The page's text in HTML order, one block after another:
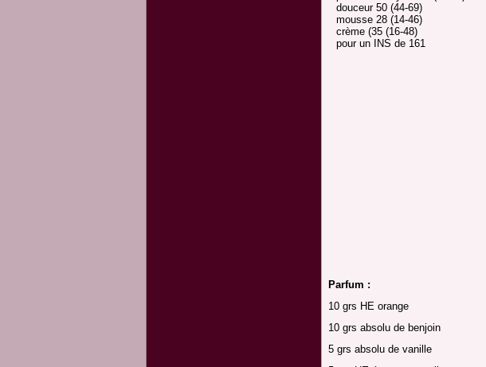
douceur 50 (44-69)
mousse 28 (14-46)
crème (35 (16-48)
pour un INS de 161
Parfum :
10 grs HE orange
10 grs absolu de benjoin
5 grs absolu de vanille